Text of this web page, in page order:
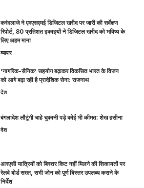
करंदलाजे ने एमएसएमई डिजिटल खरीद पर जारी की सर्वेक्षण
रिपोर्ट, 80 प्रतिशत इकाइयों ने डिजिटल खरीद को भविष्य के
लिए अहम माना
व्यापार
‘नागरिक-सैनिक’ सहयोग बढ़ाकर विकसित भारत के विजन
को आगे बढ़ा रही है प्रादेशिक सेना: राजनाथ
देश
बंगलादेश लौटूंगी चाहे चुकानी पड़े कोई भी कीमत: शेख हसीना
देश
आरएसी यात्रियों को बिस्तर किट नहीं मिलने की शिकायतों पर
रेलवे बोर्ड सख्त, सभी जोन को पूर्ण बिस्तर उपलब्ध कराने के
निर्देश